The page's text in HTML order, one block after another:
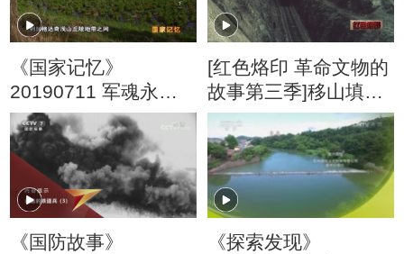
《国家记忆》
20190711 军魂永驻
铁道兵（下）
[红色烙印 革命文物的
故事第三季]移山填
海：鹰厦铁路的一段
钢轨
《国防故事》
《探索发现》